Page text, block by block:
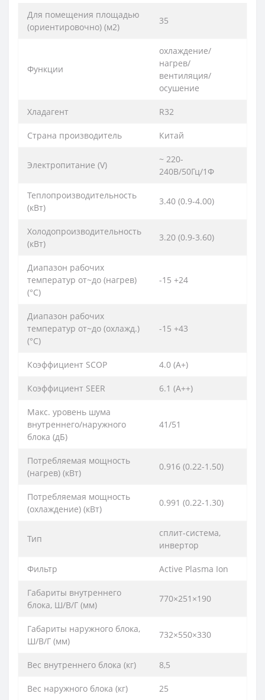
Для помещения площадью
(ориентировочно) (м2)
35
Функции
охлаждение/
нагрев/
вентиляция/
осушение
Хладагент R32
Страна производитель Китай
Электропитание (V)
~ 220-
240В/50Гц/1Ф
Теплопроизводительность
(кВт)
3.40 (0.9-4.00)
Холодопроизводительность
(кВт)
3.20 (0.9-3.60)
Диапазон рабочих
температур от~до (нагрев)
(°C)
-15 +24
Диапазон рабочих
температур от~до (охлажд.)
(°C)
-15 +43
Коэффициент SCOP 4.0 (A+)
Коэффициент SEER 6.1 (А++)
Макс. уровень шума
внутреннего/наружного
блока (дБ)
41/51
Потребляемая мощность
(нагрев) (кВт)
0.916 (0.22-1.50)
Потребляемая мощность
(охлаждение) (кВт)
0.991 (0.22-1.30)
Тип
сплит-система,
инвертор
Фильтр Active Plasma Ion
Габариты внутреннего
блока, Ш/В/Г (мм)
770×251×190
Габариты наружного блока,
Ш/В/Г (мм)
732×550×330
Вес внутреннего блока (кг) 8,5
Вес наружного блока (кг) 25